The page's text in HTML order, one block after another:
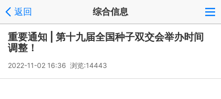
返回 综合信息
重要通知 | 第十九届全国种子双交会举办时间
调整！
2022-11-02 16:36 浏览:14443